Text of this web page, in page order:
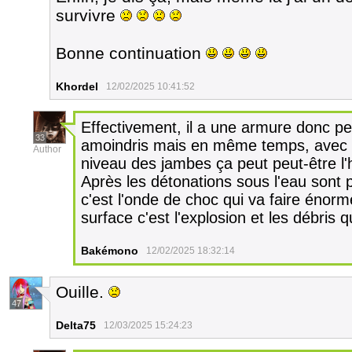
survivre
Bonne continuation
Khordel 12/02/2025 10:41:52
33
Author
Effectivement, il a une armure donc
amoindris mais en même temps,
niveau des jambes ça peut peut-être
Après les détonations sous l'eau sont
c'est l'onde de choc qui va faire
surface c'est l'explosion et les débris
Bakémono 12/02/2025 18:32:14
47
Ouille.
Delta75 12/03/2025 15:24:23